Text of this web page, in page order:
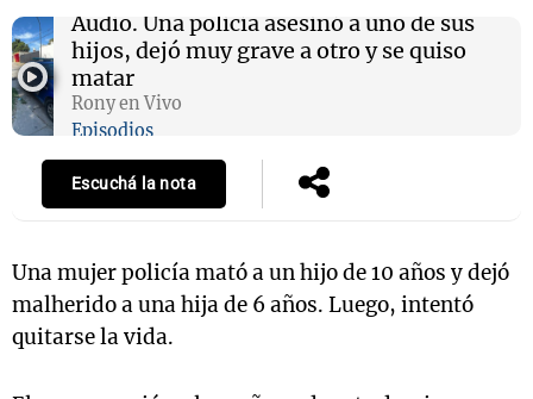
Audio. Una policía asesinó a uno de sus
hijos, dejó muy grave a otro y se quiso
matar
Rony en Vivo
Episodios
Escuchá la nota
Una mujer policía mató a un hijo de 10 años y dejó
malherido a una hija de 6 años. Luego, intentó
quitarse la vida.